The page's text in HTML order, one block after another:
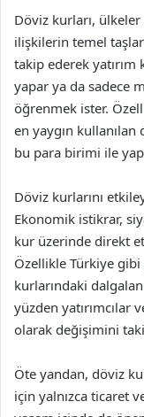
Döviz kurları,
ilişkilerin temel
takip ederek yatırım
yapar ya da sadece
öğrenmek ister.
en yaygın
bu para birimi ile
Döviz kurlarını
Ekonomik istikrar,
kur üzerinde direkt
Özellikle Türkiye
kurlarındaki
yüzden yatırımcılar
olarak değişimini
Öte yandan, döviz
için yalnızca ticaret